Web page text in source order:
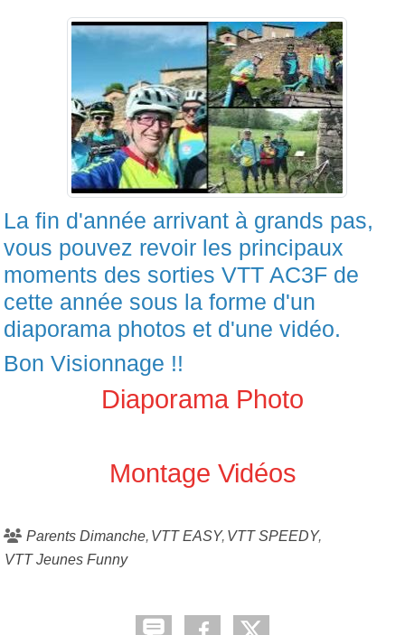
La fin d'année arrivant à grands pas,
vous pouvez revoir les principaux
moments des sorties VTT AC3F de
cette année sous la forme d'un
diaporama photos et d'une vidéo.
Bon Visionnage !!
Diaporama Photo
Montage Vidéos
Parents Dimanche VTT EASY VTT SPEEDY
VTT Jeunes Funny